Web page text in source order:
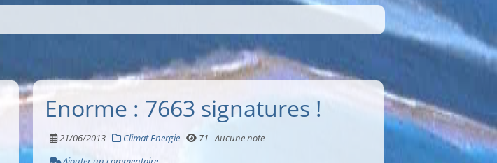
Enorme : 7663 signatures !
21/06/2013 Climat Energie 71 Aucune note